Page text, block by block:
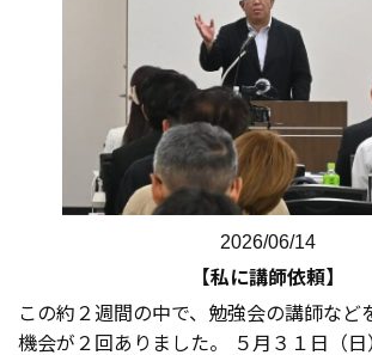
2026/06/14
【私に講師依頼】
この約２週間の中で、勉強会の講師など
機会が２回ありました。 ５月３１日（